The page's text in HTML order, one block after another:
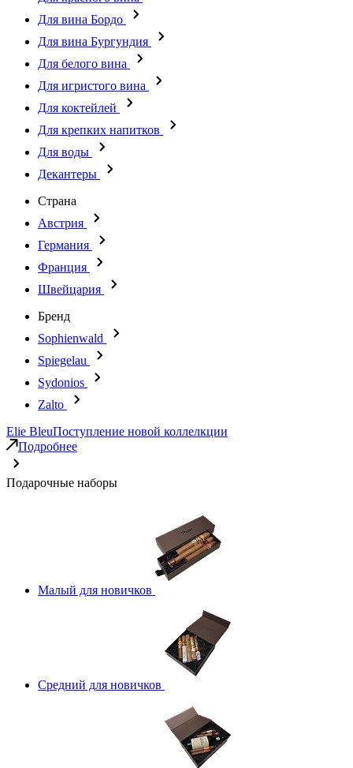
Для вина Бордо
Для вина Бургундия
Для белого вина
Для игристого вина
Для коктейлей
Для крепких напитков
Для воды
Декантеры
Страна
Австрия
Германия
Франция
Швейцария
Бренд
Sophienwald
Spiegelau
Sydonios
Zalto
Elie BleuПоступление новой коллелкции
Подробнее
Подарочные наборы
Малый для новичков
Средний для новичков